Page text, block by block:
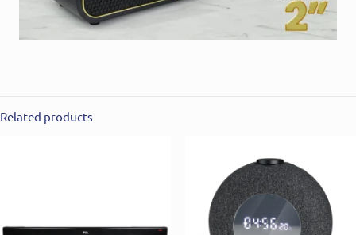
Related products